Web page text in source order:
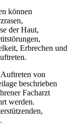
können
der Haut,
Erbrechen und
von
beschrieben
Facharzt
werden.